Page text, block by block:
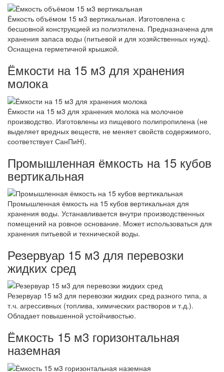
Ёмкость объёмом 15 м3 вертикальная. Изготовлена с
бесшовной конструкцией из полиэтилена. Предназначена для
хранения запаса воды (питьевой и для хозяйственных нужд).
Оснащена герметичной крышкой.
Ёмкости на 15 м3 для хранения
молока
Ёмкости на 15 м3 для хранения молока на молочное
производство. Изготовлены из пищевого полипропилена (не
выделяет вредных веществ, не меняет свойств содержимого,
соответствует СанПиН).
Промышленная ёмкость на 15 кубов
вертикальная
Промышленная ёмкость на 15 кубов вертикальная для
хранения воды. Устанавливается внутри производственных
помещений на ровное основание. Может использоваться для
хранения питьевой и технической воды.
Резервуар 15 м3 для перевозки
жидких сред
Резервуар 15 м3 для перевозки жидких сред разного типа, а
т.ч. агрессивных (топлива, химических растворов и т.д.).
Обладает повышенной устойчивостью.
Ёмкость 15 м3 горизонтальная
наземная